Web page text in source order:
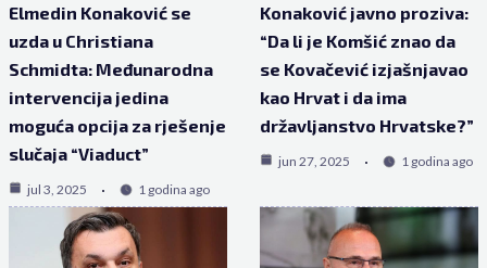
Elmedin Konaković se
uzda u Christiana
Schmidta: Međunarodna
intervencija jedina
moguća opcija za rješenje
slučaja “Viaduct”
jul 3, 2025 1 godina ago
Konaković javno proziva:
“Da li je Komšić znao da
se Kovačević izjašnjavao
kao Hrvat i da ima
državljanstvo Hrvatske?”
jun 27, 2025 1 godina ago